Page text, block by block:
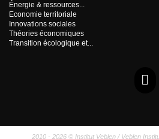
Énergie & ressources...
Economie territoriale
Innovations sociales
Théories économiques
Transition écologique et...
2010 - 2026 © Institut Veblen / Veblen